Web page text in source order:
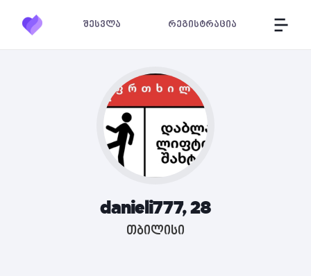
შესვლა რეგისტრაცია
danieli777, 28
თბილისი